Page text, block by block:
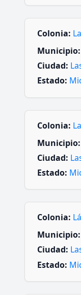
Colonia:
Municipio:
Ciudad:
Estado:
Colonia:
Municipio:
Ciudad:
Estado:
Colonia:
Municipio:
Ciudad:
Estado: